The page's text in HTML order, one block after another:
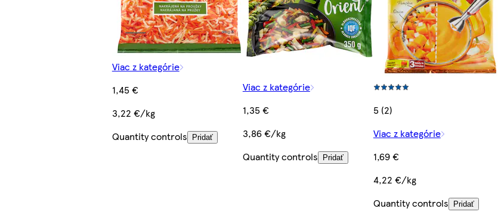
Viac z kategórie
1,45 €
3,22 €/kg
Quantity controls
Pridať
Viac z kategórie
1,35 €
3,86 €/kg
Quantity controls
Pridať
5 (2)
Viac z kategórie
1,69 €
4,22 €/kg
Quantity controls
Pridať